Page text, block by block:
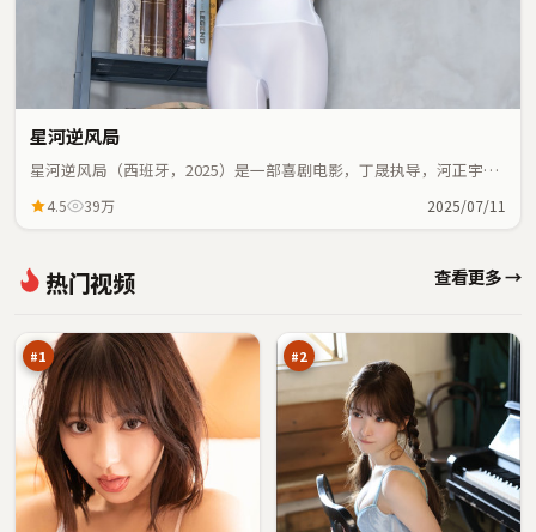
星河逆风局
星河逆风局（西班牙，2025）是一部喜剧电影，丁晟执导，河正宇、
4.5 39万 2025/07/11
热门视频 查看更多 →
#1
城
默 98
#2